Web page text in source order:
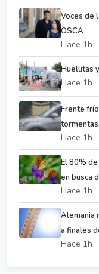
Voces de
OSCA
Hace 1h
Huellitas
Hace 1h
Frente
Hace 1h
El 80%
en busca
Hace 1h
Alemania
a finales
Hace 1h